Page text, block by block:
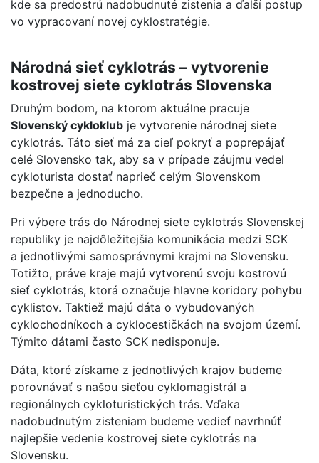
kde sa predostrú nadobudnuté zistenia a ďalší postup
vo vypracovaní novej cyklostratégie.
Národná sieť cyklotrás – vytvorenie
kostrovej siete cyklotrás Slovenska
Druhým bodom, na ktorom aktuálne pracuje
Slovenský cykloklub je vytvorenie národnej siete
cyklotrás. Táto sieť má za cieľ pokryť a poprepájať
celé Slovensko tak, aby sa v prípade záujmu vedel
cykloturista dostať naprieč celým Slovenskom
bezpečne a jednoducho.
Pri výbere trás do Národnej siete cyklotrás Slovenskej
republiky je najdôležitejšia komunikácia medzi SCK
a jednotlivými samosprávnymi krajmi na Slovensku.
Totižto, práve kraje majú vytvorenú svoju kostrovú
sieť cyklotrás, ktorá označuje hlavne koridory pohybu
cyklistov. Taktiež majú dáta o vybudovaných
cyklochodníkoch a cyklocestičkách na svojom území.
Týmito dátami často SCK nedisponuje.
Dáta, ktoré získame z jednotlivých krajov budeme
porovnávať s našou sieťou cyklomagistrál a
regionálnych cykloturistických trás. Vďaka
nadobudnutým zisteniam budeme vedieť navrhnúť
najlepšie vedenie kostrovej siete cyklotrás na
Slovensku.